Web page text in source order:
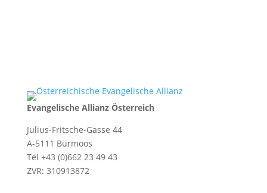
Evangelische Allianz Österreich
Julius-Fritsche-Gasse 44
A-5111 Bürmoos
Tel +43 (0)662 23 49 43
ZVR: 310913872